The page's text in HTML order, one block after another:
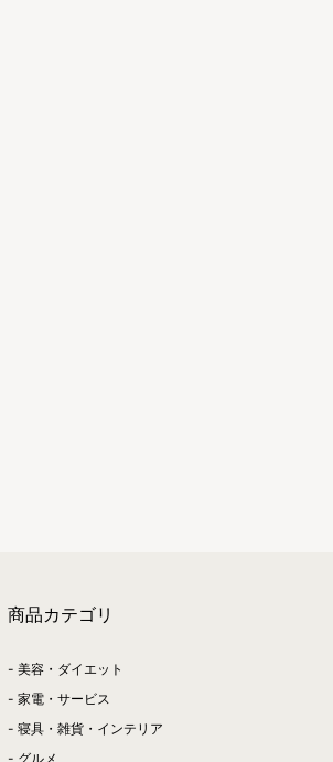
商品カテゴリ
美容・ダイエット
家電・サービス
寝具・雑貨・インテリア
グルメ